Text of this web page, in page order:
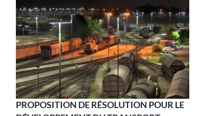
PROPOSITION DE RÉSOLUTION POUR LE